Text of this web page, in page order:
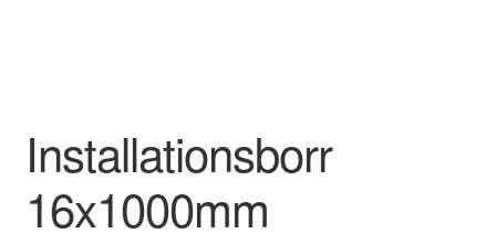
Installationsborr
16x1000mm